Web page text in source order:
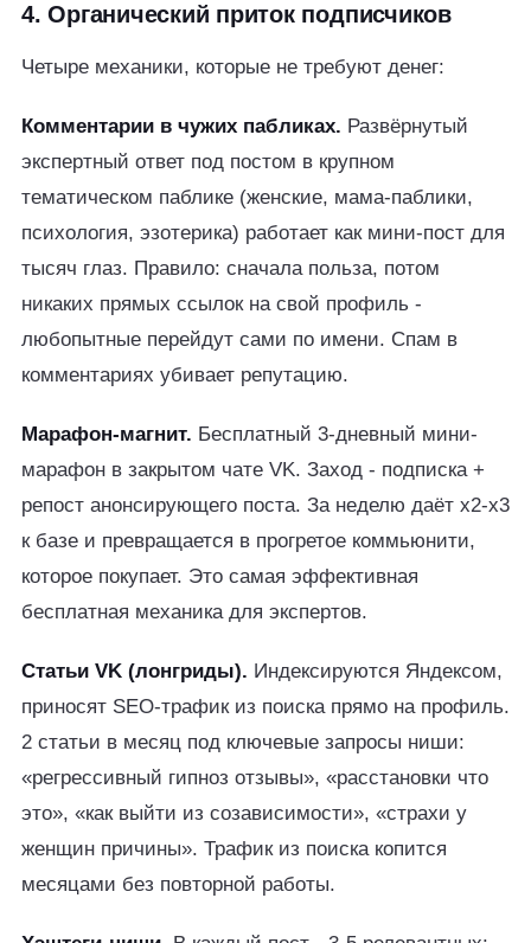
4. Органический приток подписчиков
Четыре механики, которые не требуют денег:
Комментарии в чужих пабликах. Развёрнутый
экспертный ответ под постом в крупном
тематическом паблике (женские, мама-паблики,
психология, эзотерика) работает как мини-пост для
тысяч глаз. Правило: сначала польза, потом
никаких прямых ссылок на свой профиль -
любопытные перейдут сами по имени. Спам в
комментариях убивает репутацию.
Марафон-магнит. Бесплатный 3-дневный мини-
марафон в закрытом чате VK. Заход - подписка +
репост анонсирующего поста. За неделю даёт x2-x3
к базе и превращается в прогретое коммьюнити,
которое покупает. Это самая эффективная
бесплатная механика для экспертов.
Статьи VK (лонгриды). Индексируются Яндексом,
приносят SEO-трафик из поиска прямо на профиль.
2 статьи в месяц под ключевые запросы ниши:
«регрессивный гипноз отзывы», «расстановки что
это», «как выйти из созависимости», «страхи у
женщин причины». Трафик из поиска копится
месяцами без повторной работы.